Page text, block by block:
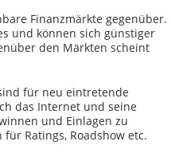
Finanzmärkte gegenüber.
und können sich günstiger
den Märkten scheint
für neu eintretende
das Internet und seine
und Einlagen zu
Ratings, Roadshow etc.